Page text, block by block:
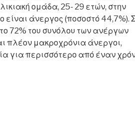
ομάδα, 25- 29 ετών, στην
είναι άνεργος (ποσοστό 44,7%).
72% του συνόλου των ανέργων
πλέον μακροχρόνια άνεργοι,
για περισσότερο από έναν